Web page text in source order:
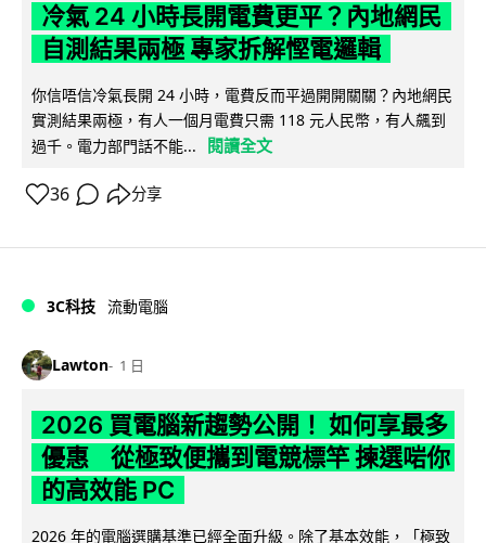
冷氣 24 小時長開電費更平？內地網民
自測結果兩極 專家拆解慳電邏輯
你信唔信冷氣長開 24 小時，電費反而平過開開關關？內地網民
實測結果兩極，有人一個月電費只需 118 元人民幣，有人飆到
過千。電力部門話不能...
閱讀全文
36 分享
3C科技 流動電腦
Lawton 1 日
2026 買電腦新趨勢公開！ 如何享最多
優惠 從極致便攜到電競標竿 揀選啱你
的高效能 PC
2026 年的電腦選購基準已經全面升級。除了基本效能，「極致